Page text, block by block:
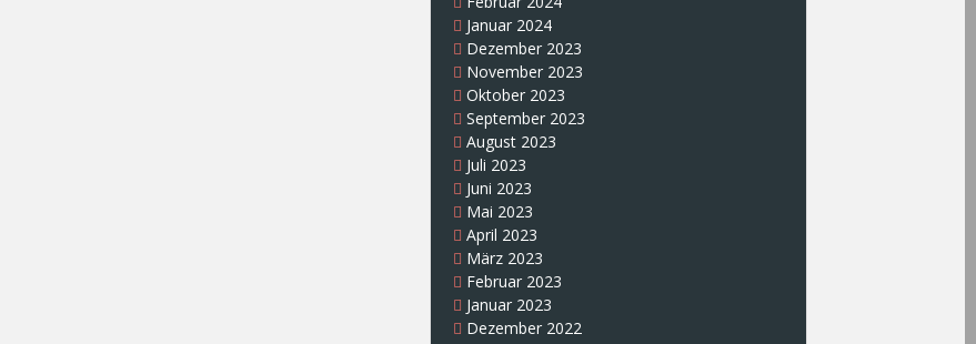
Januar 2024
Dezember 2023
November 2023
Oktober 2023
September 2023
August 2023
Juli 2023
Juni 2023
Mai 2023
April 2023
März 2023
Februar 2023
Januar 2023
Dezember 2022